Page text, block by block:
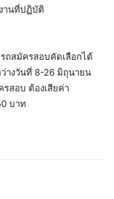
านที่ปฏิบัติ
ถสมัครสอบคัดเลือกได้
างวันที่ 8-26 มิถุนายน
สอบ ต้องเสียค่า
บาท